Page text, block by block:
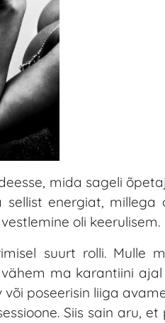
mida sageli
energiat, millega
oli keerulisem.
suurt rolli. Mulle
ma karantiini ajal
poseerisin liiga
Siis sain aru, et